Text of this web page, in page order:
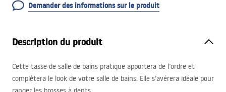
Demander des informations sur le produit
Description du produit
Cette tasse de salle de bains pratique apportera de l’ordre et
complétera le look de votre salle de bains. Elle s’avérera idéale pour